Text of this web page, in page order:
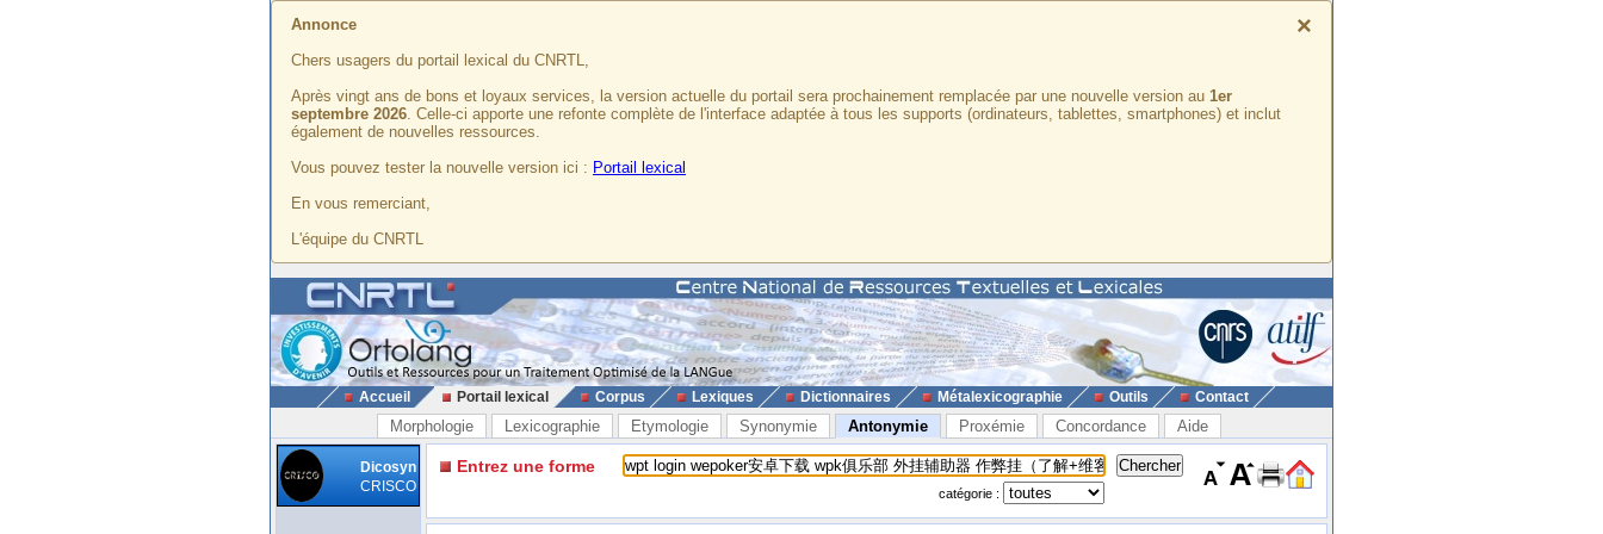
×
Annonce
Chers usagers du portail lexical du CNRTL,
Après vingt ans de bons et loyaux services, la version actuelle du portail sera prochainement remplacée par une nouvelle version au 1er
septembre 2026. Celle-ci apporte une refonte complète de l'interface adaptée à tous les supports (ordinateurs, tablettes, smartphones) et inclut
également de nouvelles ressources.
Vous pouvez tester la nouvelle version ici : Portail lexical
En vous remerciant,
L'équipe du CNRTL
Accueil Portail lexical Corpus Lexiques Dictionnaires Métalexicographie Outils Contact
Morphologie Lexicographie Etymologie Synonymie Antonymie Proxémie Concordance Aide
Dicosyn
CRISCO
Entrez une forme
catégorie :